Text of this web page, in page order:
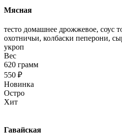
Мясная
тесто домашнее дрожжевое, соус
охотничьи, колбаски пеперони,
укроп
Вес
620 грамм
550 ₽
Новинка
Остро
Хит
Гавайская